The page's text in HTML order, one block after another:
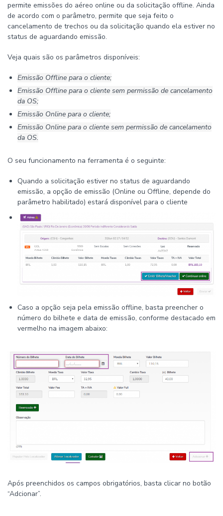
permite emissões do aéreo online ou da solicitação offline. Ainda
de acordo com o parâmetro, permite que seja feito o
cancelamento de trechos ou da solicitação quando ela estiver no
status de aguardando emissão.
Veja quais são os parâmetros disponíveis:
Emissão Offline para o cliente;
Emissão Offline para o cliente sem permissão de cancelamento
da OS;
Emissão Online para o cliente;
Emissão Online para o cliente sem permissão de cancelamento
da OS.
O seu funcionamento na ferramenta é o seguinte:
Quando a solicitação estiver no status de aguardando
emissão, a opção de emissão (Online ou Offline, depende do
parâmetro habilitado) estará disponível para o cliente
Caso a opção seja pela emissão offline, basta preencher o
número do bilhete e data de emissão, conforme destacado em
vermelho na imagem abaixo:
Após preenchidos os campos obrigatórios, basta clicar no botão
“Adcionar”.